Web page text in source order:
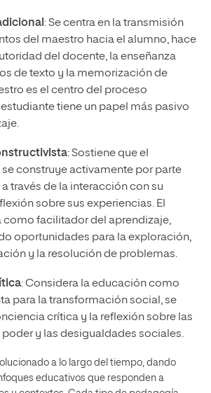
: Se centra en la transmisión
del maestro hacia el alumno, hace
del docente, la enseñanza
de texto y la memorización de
es el centro del proceso
tiene un papel más pasivo
: Sostiene que el
construye activamente por parte
través de la interacción con su
sobre sus experiencias. El
como facilitador del aprendizaje,
oportunidades para la exploración,
y la resolución de problemas.
: Considera la educación como
para la transformación social, se
crítica y la reflexión sobre las
y las desigualdades sociales.
a lo largo del tiempo, dando
educativos que responden a